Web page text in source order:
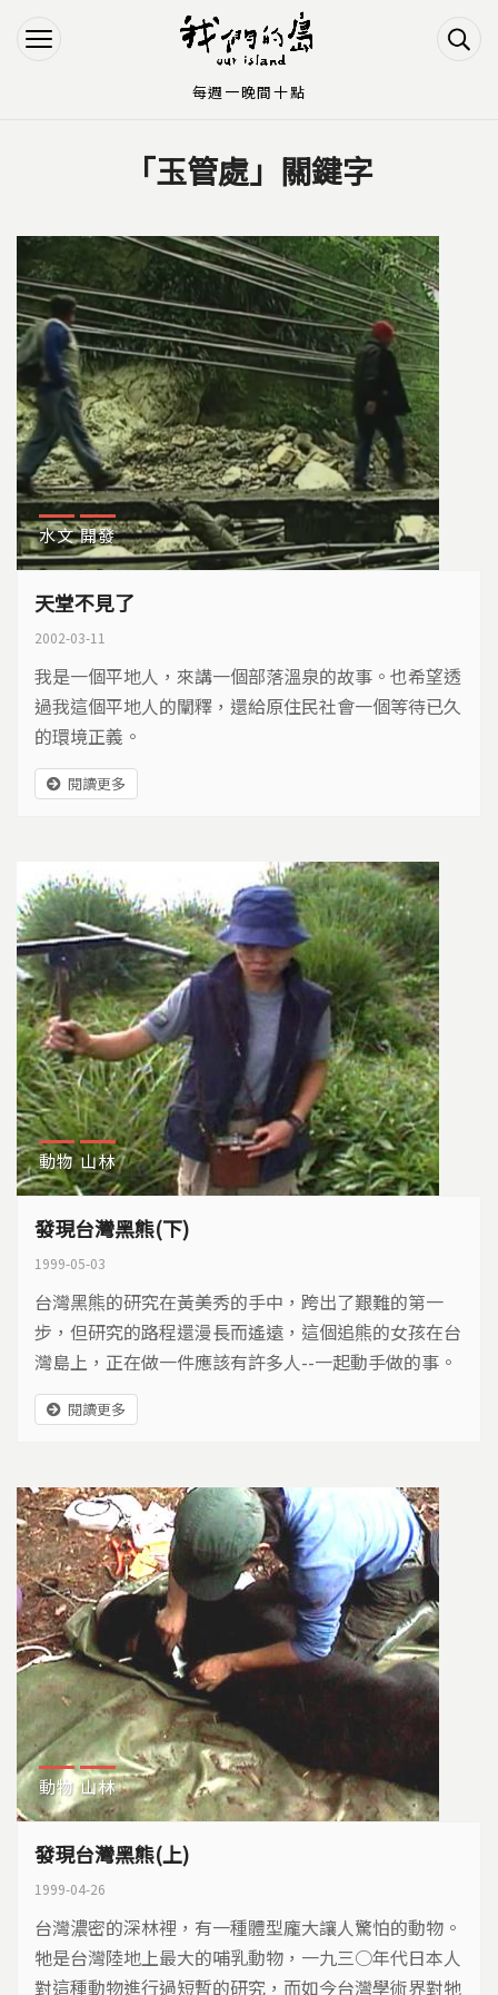
Jump to Navigation
Jump to Main content
「玉管處」關鍵字
水文 開發
天堂不見了
2002-03-11
我是一個平地人，來講一個部落溫泉的故事。也希望透
過我這個平地人的闡釋，還給原住民社會一個等待已久
的環境正義。
閱讀更多
動物 山林
發現台灣黑熊(下)
1999-05-03
台灣黑熊的研究在黃美秀的手中，跨出了艱難的第一
步，但研究的路程還漫長而遙遠，這個追熊的女孩在台
灣島上，正在做一件應該有許多人--一起動手做的事。
台灣黑熊，這個神秘的高山大獸，穿梭於密林間，時而
被我們所見，也許不久之後，我們將真正認識牠，這個
閱讀更多
動物 山林
發現台灣黑熊(上)
1999-04-26
台灣濃密的深林裡，有一種體型龐大讓人驚怕的動物。
牠是台灣陸地上最大的哺乳動物，一九三○年代日本人
對這種動物進行過短暫的研究，而如今台灣學術界對牠
每週一晚間十點